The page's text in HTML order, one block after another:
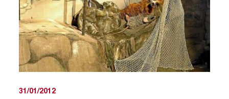
31/01/2012